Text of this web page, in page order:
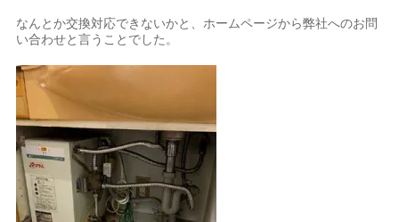
なんとか交換対応できないかと、ホームページから弊社へのお問
い合わせと言うことでした。